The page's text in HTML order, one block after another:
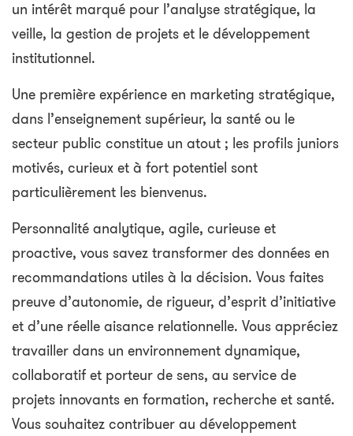
un intérêt marqué pour l’analyse stratégique, la
veille, la gestion de projets et le développement
institutionnel.
Une première expérience en marketing stratégique,
dans l’enseignement supérieur, la santé ou le
secteur public constitue un atout ; les profils juniors
motivés, curieux et à fort potentiel sont
particulièrement les bienvenus.
Personnalité analytique, agile, curieuse et
proactive, vous savez transformer des données en
recommandations utiles à la décision. Vous faites
preuve d’autonomie, de rigueur, d’esprit d’initiative
et d’une réelle aisance relationnelle. Vous appréciez
travailler dans un environnement dynamique,
collaboratif et porteur de sens, au service de
projets innovants en formation, recherche et santé.
Vous souhaitez contribuer au développement